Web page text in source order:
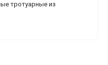
тротуарные из